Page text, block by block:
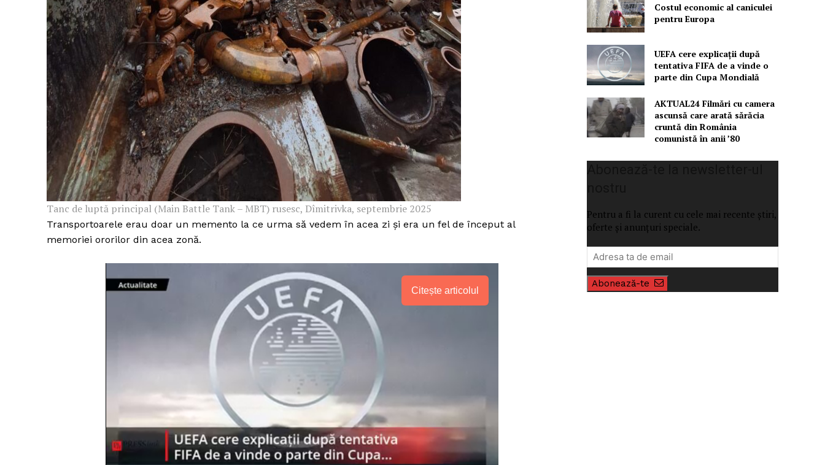
Un proiect
FREEDOM HOUSE
ROMÂNIA
PRESShub
Despre noi / Echipa
Proiecte editoriale
Tanc de luptă principal (Main Battle Tank – MBT) rusesc, Dîmitrivka, septembrie 2025
Transportoarele erau doar un memento la ce urma să vedem în acea zi și era un fel de început al
memoriei ororilor din acea zonă.
Citește articolul
Costul economic al caniculei
pentru Europa
UEFA cere explicații după
tentativa FIFA de a vinde o
parte din Cupa Mondială
AKTUAL24 Filmări cu camera
ascunsă care arată sărăcia
cruntă din România
comunistă în anii ’80
Pentru a fi la curent cu cele mai recente știri,
oferte și anunțuri speciale.
Abonează-te